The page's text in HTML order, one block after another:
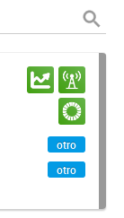
otro
otro